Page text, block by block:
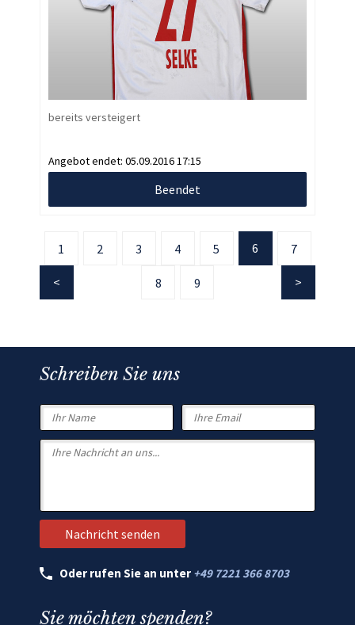
bereits versteigert
Angebot endet: 05.09.2016 17:15
Beendet
1 2 3 4 5 6 7
8 9
Schreiben Sie uns
Oder rufen Sie an unter +49 7221 366 8703
Sie möchten spenden?